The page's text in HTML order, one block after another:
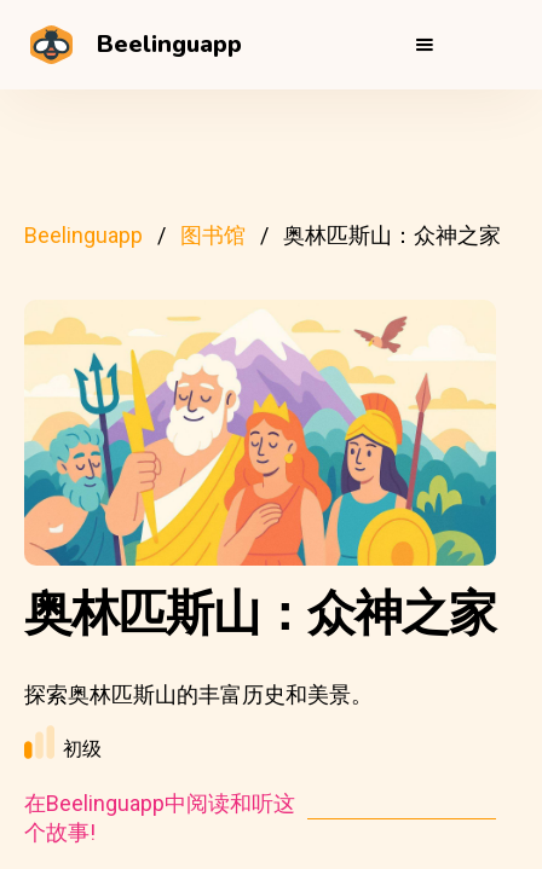
Beelinguapp
Beelinguapp 图书馆 奥林匹斯山：众神之家
奥林匹斯山：众神之家
探索奥林匹斯山的丰富历史和美景。
初级
在Beelinguapp中阅读和听这
个故事!